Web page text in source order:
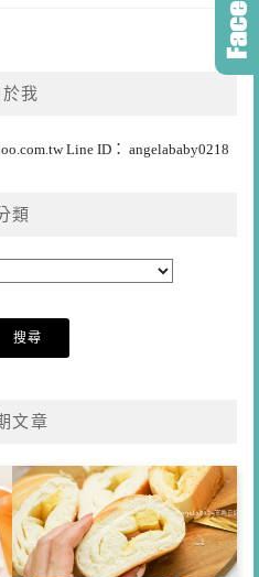
於我
Line ID： angelababy0218
類
文章